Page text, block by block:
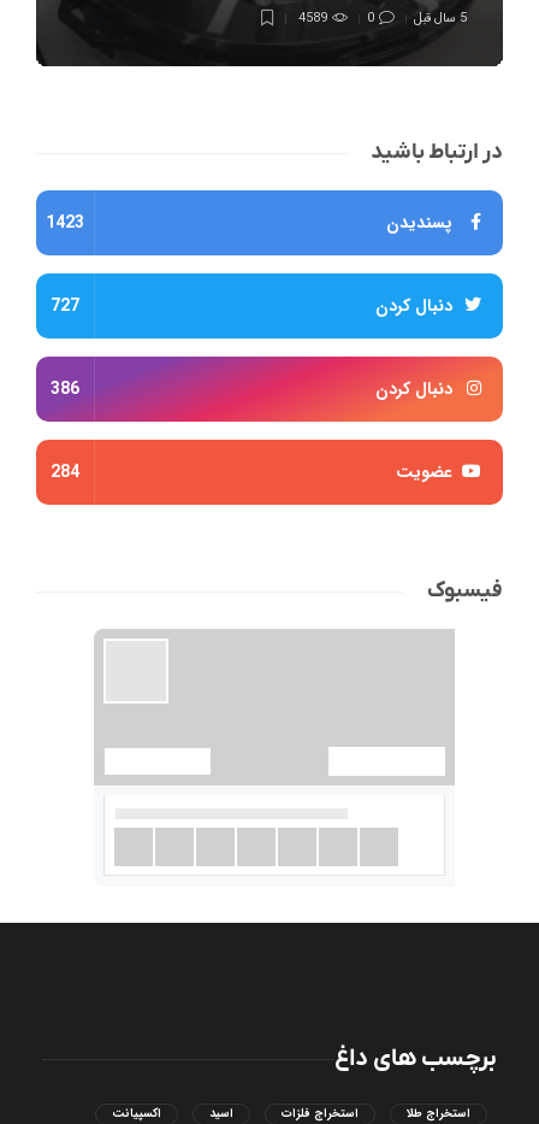
5 سال قبل 0
4589
در ارتباط باشید
پسندیدن 1423
دنبال کردن 727
دنبال کردن 386
عضویت 284
فیسبوک
برچسب های داغ
استخراج طلا استخراج فلزات اسید اکسپیانت